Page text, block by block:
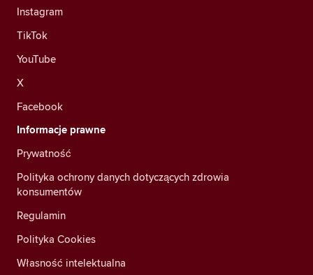
Instagram
TikTok
YouTube
X
Facebook
Informacje prawne
Prywatność
Polityka ochrony danych dotyczących zdrowia
konsumentów
Regulamin
Polityka Cookies
Własność intelektualna